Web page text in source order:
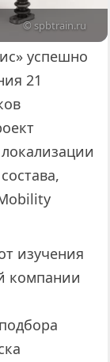
© spbtrain.ru
успешно
21
изучения
компании